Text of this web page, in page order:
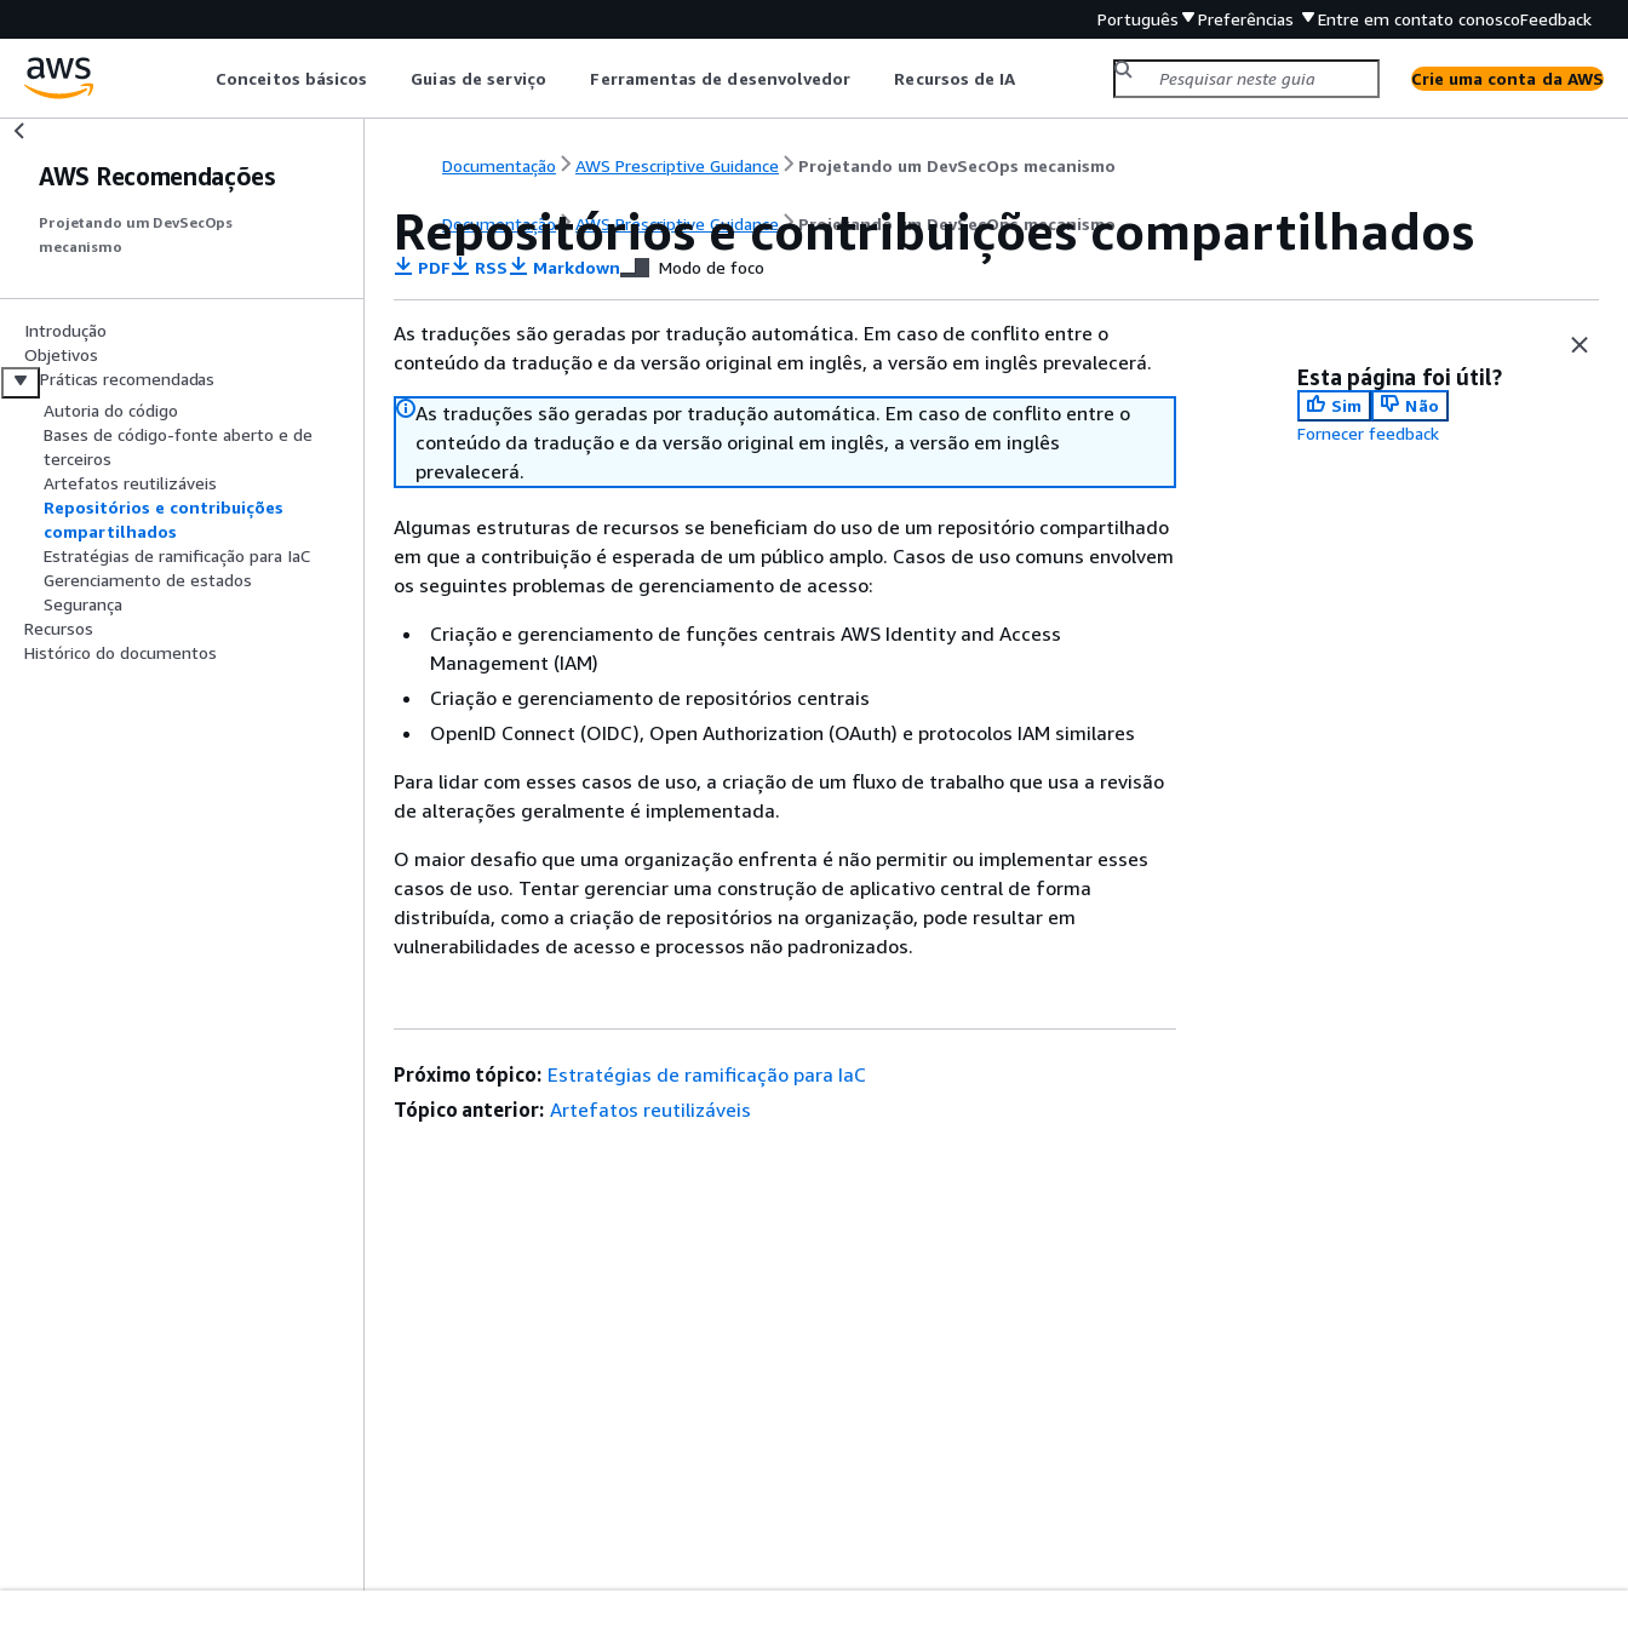
Português Preferências Entre em contato conoscoFeedback
Conceitos básicos Guias de serviço Ferramentas de desenvolvedor Recursos de IA Crie uma conta da AWS
AWS Recomendações
Projetando um DevSecOps
mecanismo
Introdução
Objetivos
Práticas recomendadas
Autoria do código
Bases de código-fonte aberto e de
terceiros
Artefatos reutilizáveis
Repositórios e contribuições
compartilhados
Estratégias de ramificação para IaC
Gerenciamento de estados
Segurança
Recursos
Histórico do documentos
Documentação AWS Prescriptive Guidance Projetando um DevSecOps mecanismo
Documentação AWS Prescriptive Guidance Projetando um DevSecOps mecanismo
Repositórios e contribuições compartilhados
PDF RSS Markdown Modo de foco
As traduções são geradas por tradução automática. Em caso de conflito entre o
conteúdo da tradução e da versão original em inglês, a versão em inglês prevalecerá.
As traduções são geradas por tradução automática. Em caso de conflito entre o
conteúdo da tradução e da versão original em inglês, a versão em inglês
prevalecerá.
Algumas estruturas de recursos se beneficiam do uso de um repositório compartilhado
em que a contribuição é esperada de um público amplo. Casos de uso comuns envolvem
os seguintes problemas de gerenciamento de acesso:
Criação e gerenciamento de funções centrais AWS Identity and Access
Management (IAM)
Criação e gerenciamento de repositórios centrais
OpenID Connect (OIDC), Open Authorization (OAuth) e protocolos IAM similares
Para lidar com esses casos de uso, a criação de um fluxo de trabalho que usa a revisão
de alterações geralmente é implementada.
O maior desafio que uma organização enfrenta é não permitir ou implementar esses
casos de uso. Tentar gerenciar uma construção de aplicativo central de forma
distribuída, como a criação de repositórios na organização, pode resultar em
vulnerabilidades de acesso e processos não padronizados.
Esta página foi útil?
Sim
Não
Fornecer feedback
Próximo tópico: Estratégias de ramificação para IaC
Tópico anterior: Artefatos reutilizáveis